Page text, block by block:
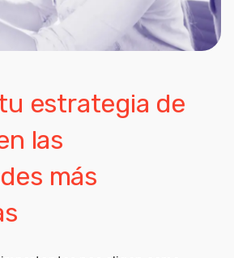
estrategia de
las
más